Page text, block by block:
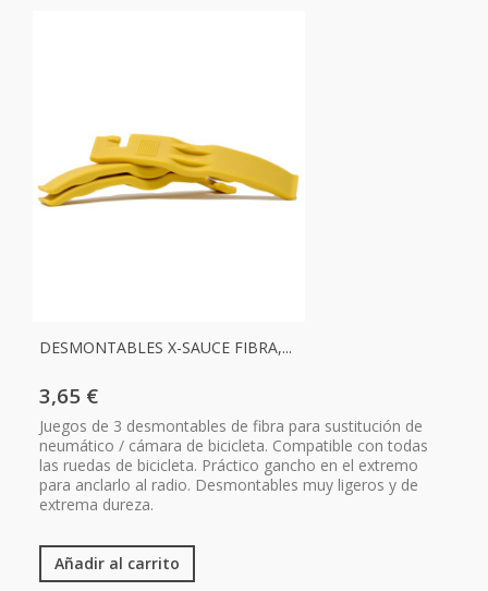
DESMONTABLES X-SAUCE FIBRA,...
3,65 €
Juegos de 3 desmontables de fibra para sustitución de
neumático / cámara de bicicleta. Compatible con todas
las ruedas de bicicleta. Práctico gancho en el extremo
para anclarlo al radio. Desmontables muy ligeros y de
extrema dureza.
Añadir al carrito